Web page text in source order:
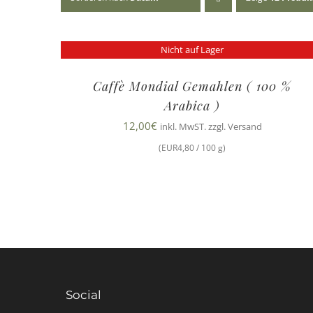
Nicht auf Lager
Caffè Mondial Gemahlen ( 100 %
Arabica )
12,00€ inkl. MwST. zzgl. Versand
(EUR4,80 / 100 g)
Social